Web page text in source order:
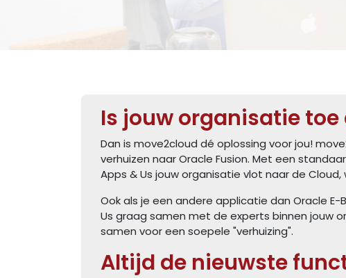
Is jouw organisatie
Dan is move2cloud dé oplossing voor jou!
verhuizen naar Oracle Fusion. Met een
Apps & Us jouw organisatie vlot naar de
Ook als je een andere applicatie dan Oracle
Us graag samen met de experts binnen jouw
samen voor een soepele "verhuizing".
Altijd de nieuwste